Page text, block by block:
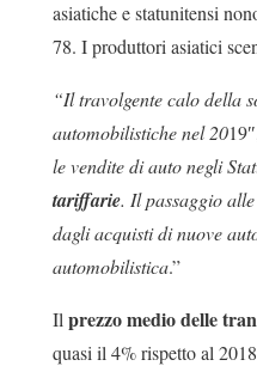
asiatiche e statunitensi
78. I produttori asiatici
“Il travolgente calo della
automobilistiche nel 20
le vendite di auto negli
tariffarie. Il passaggio
dagli acquisti di nuove
automobilistica.”
Il prezzo medio delle
quasi il 4% rispetto al